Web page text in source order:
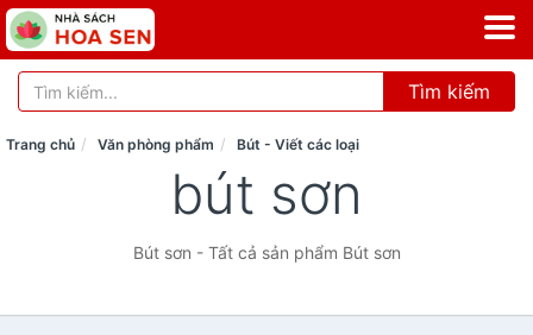
Tìm kiếm
Trang chủ Văn phòng phẩm Bút - Viết các loại
bút sơn
Bút sơn - Tất cả sản phẩm Bút sơn